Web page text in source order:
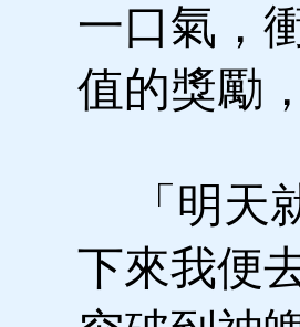
一口氣，
值的獎勵
「明天
下來我便